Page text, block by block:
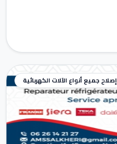
إصلاح جميع أنواع الآلات الكهربائية